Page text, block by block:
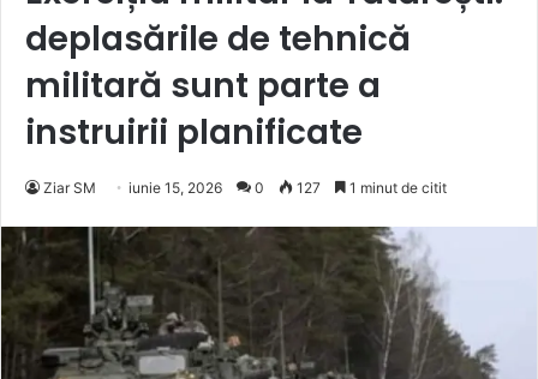
deplasările de tehnică
militară sunt parte a
instruirii planificate
Ziar SM iunie 15, 2026 0 127 1 minut de citit